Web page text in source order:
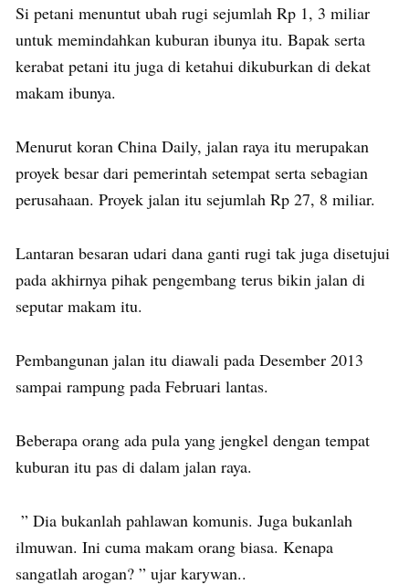
Si petani menuntut ubah rugi sejumlah Rp 1, 3 miliar
untuk memindahkan kuburan ibunya itu. Bapak serta
kerabat petani itu juga di ketahui dikuburkan di dekat
makam ibunya.
Menurut koran China Daily, jalan raya itu merupakan
proyek besar dari pemerintah setempat serta sebagian
perusahaan. Proyek jalan itu sejumlah Rp 27, 8 miliar.
Lantaran besaran udari dana ganti rugi tak juga disetujui
pada akhirnya pihak pengembang terus bikin jalan di
seputar makam itu.
Pembangunan jalan itu diawali pada Desember 2013
sampai rampung pada Februari lantas.
Beberapa orang ada pula yang jengkel dengan tempat
kuburan itu pas di dalam jalan raya.
” Dia bukanlah pahlawan komunis. Juga bukanlah
ilmuwan. Ini cuma makam orang biasa. Kenapa
sangatlah arogan? ” ujar karywan..